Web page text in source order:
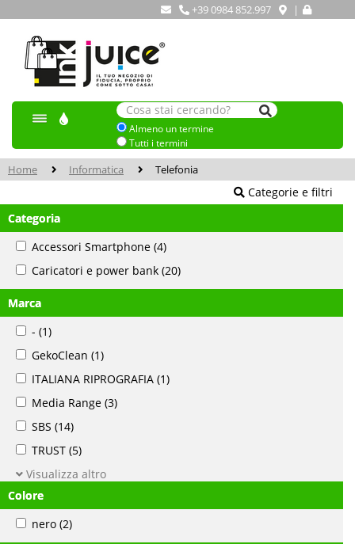
+39 0984 852.997 |
Almeno un termine
Tutti i termini
Home Informatica Telefonia
Categorie e filtri
Categoria
Accessori Smartphone (4)
Caricatori e power bank (20)
Marca
- (1)
GekoClean (1)
ITALIANA RIPROGRAFIA (1)
Media Range (3)
SBS (14)
TRUST (5)
Visualizza altro
Colore
nero (2)